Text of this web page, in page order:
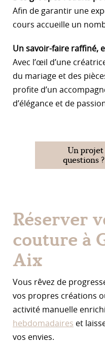
Afin de garantir une
cours accueille un
Un savoir-faire raffiné,
Avec l’œil d’une
du mariage et des
profite d’un
d’élégance et de
Un projet
questions
Réserver
couture à
Aix
Vous rêvez de
vos propres créations
activité manuelle
hebdomadaires et
vos envies.